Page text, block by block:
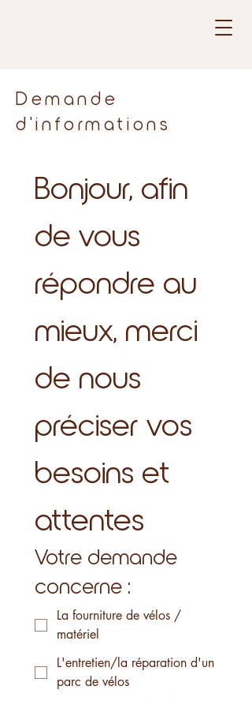
Demande
d'informations
Bonjour, afin
de vous
répondre au
mieux, merci
de nous
préciser vos
besoins et
attentes
Votre demande
concerne :
La fourniture de vélos /
matériel
L'entretien/la réparation d'un
parc de vélos